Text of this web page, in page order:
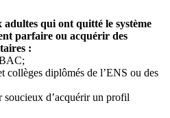
qui ont quitté le système
parfaire ou acquérir des
:
collèges diplômés de l’ENS ou des
d’acquérir un profil